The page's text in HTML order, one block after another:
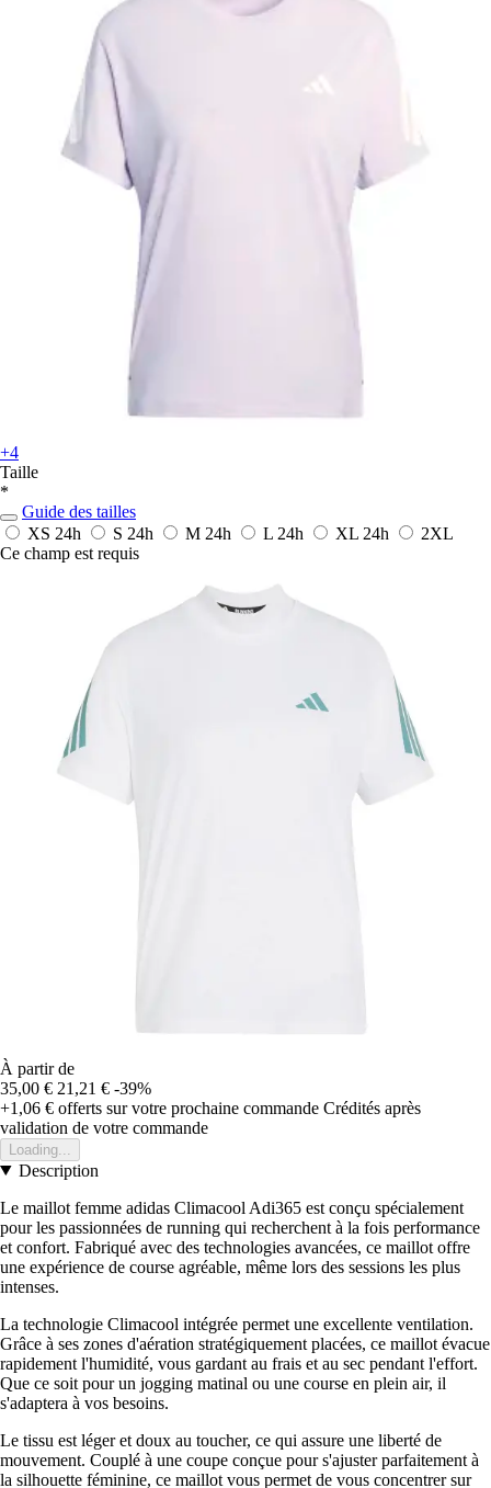
+4
Taille
*
Guide des tailles
XS 24h S 24h M 24h L 24h XL 24h
2XL
Ce champ est requis
À partir de
35,00 € 21,21 € -39%
+1,06 € offerts sur votre prochaine commande Crédités après
validation de votre commande
Loading...
Description
Le maillot femme adidas Climacool Adi365 est conçu spécialement
pour les passionnées de running qui recherchent à la fois performance
et confort. Fabriqué avec des technologies avancées, ce maillot offre
une expérience de course agréable, même lors des sessions les plus
intenses.
La technologie Climacool intégrée permet une excellente ventilation.
Grâce à ses zones d'aération stratégiquement placées, ce maillot évacue
rapidement l'humidité, vous gardant au frais et au sec pendant l'effort.
Que ce soit pour un jogging matinal ou une course en plein air, il
s'adaptera à vos besoins.
Le tissu est léger et doux au toucher, ce qui assure une liberté de
mouvement. Couplé à une coupe conçue pour s'ajuster parfaitement à
la silhouette féminine, ce maillot vous permet de vous concentrer sur